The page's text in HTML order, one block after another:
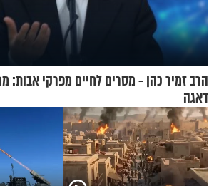
הרב זמיר כהן - מסרים לחיים מפרקי אבות:
דאגה